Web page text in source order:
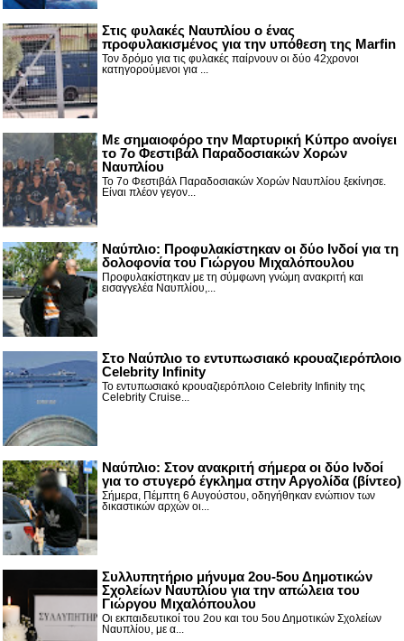
Στις φυλακές Ναυπλίου ο ένας
προφυλακισμένος για την υπόθεση της Marfin
Τον δρόμο για τις φυλακές παίρνουν οι δύο 42χρονοι
κατηγορούμενοι για ...
Με σημαιοφόρο την Μαρτυρική Κύπρο ανοίγει
το 7ο Φεστιβάλ Παραδοσιακών Χορών
Ναυπλίου
Το 7ο Φεστιβάλ Παραδοσιακών Χορών Ναυπλίου ξεκίνησε.
Είναι πλέον γεγον...
Ναύπλιο: Προφυλακίστηκαν οι δύο Ινδοί για τη
δολοφονία του Γιώργου Μιχαλόπουλου
Προφυλακίστηκαν με τη σύμφωνη γνώμη ανακριτή και
εισαγγελέα Ναυπλίου,...
Στο Ναύπλιο το εντυπωσιακό κρουαζιερόπλοιο
Celebrity Infinity
Το εντυπωσιακό κρουαζιερόπλοιο Celebrity Infinity της
Celebrity Cruise...
Nαύπλιο: Στον ανακριτή σήμερα οι δύο Ινδοί
για το στυγερό έγκλημα στην Αργολίδα (βίντεο)
Σήμερα, Πέμπτη 6 Αυγούστου, οδηγήθηκαν ενώπιον των
δικαστικών αρχών οι...
Συλλυπητήριο μήνυμα 2ου-5ου Δημοτικών
Σχολείων Ναυπλίου για την απώλεια του
Γιώργου Μιχαλόπουλου
Οι εκπαιδευτικοί του 2ου και του 5ου Δημοτικών Σχολείων
Ναυπλίου, με α...